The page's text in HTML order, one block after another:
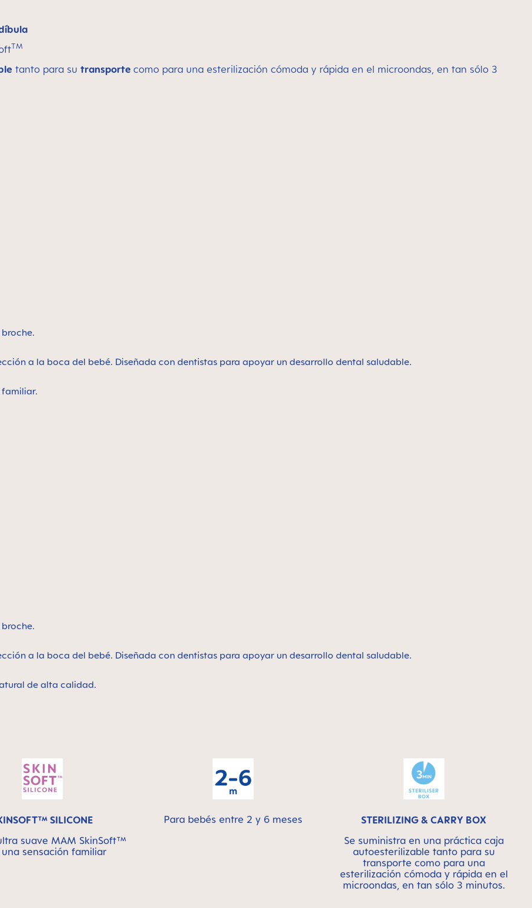
TM
tanto para su transporte como para una esterilización cómoda y rápida en el microondas, en tan sólo 3
a la boca del bebé. Diseñada con dentistas para apoyar un desarrollo dental saludable.
familiar.
a la boca del bebé. Diseñada con dentistas para apoyar un desarrollo dental saludable.
de alta calidad.
SILICONE
suave MAM SkinSoft™
sensación familiar
Para bebés entre 2 y 6 meses
STERILIZING & CARRY BOX
Se suministra en una práctica caja
autoesterilizable tanto para su
transporte como para una
esterilización cómoda y rápida en el
microondas, en tan sólo 3 minutos.